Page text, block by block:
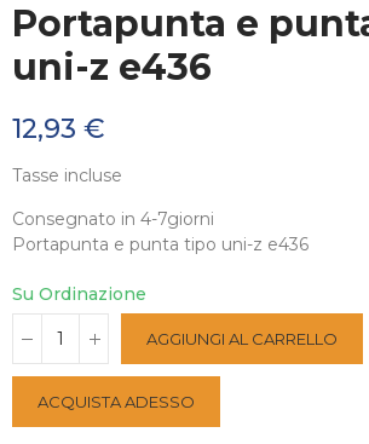
Portapunta e
uni-z e436
12,93 €
Tasse incluse
Consegnato in 4-7giorni
Portapunta e punta tipo uni-z e436
Su Ordinazione
AGGIUNGI AL CARRELLO
ACQUISTA ADESSO